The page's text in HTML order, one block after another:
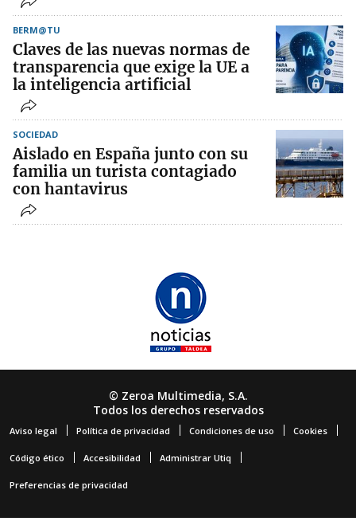
BERM@TU
Claves de las nuevas normas de
transparencia que exige la UE a
la inteligencia artificial
SOCIEDAD
Aislado en España junto con su
familia un turista contagiado
con hantavirus
© Zeroa Multimedia, S.A.
Todos los derechos reservados
Aviso legal Política de privacidad Condiciones de uso Cookies
Código ético Accesibilidad Administrar Utiq
Preferencias de privacidad